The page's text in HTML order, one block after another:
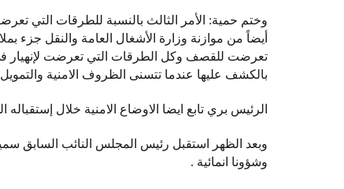
وختم حمية: الأمر الثالث بالنسبة للطرقات التي
أيضاً من موازنة وزارة الأشغال العامة والنقل جزء
تعرضت للقصف وكل الطرقات التي تعرضت لإنهيار في
بالكشف عليها عندما تتسنى الظروف الامنية
الرئيس بري تابع ايضا الاوضاع الامنية خلال إستقباله
وبعد الظهر استقبل رئيس المجلس النائب السابق
وشؤونا انمائية .